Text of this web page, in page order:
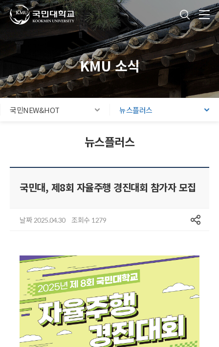
주메뉴 바로가기
본문내용 바로가기
푸터 바로가기
국민대학교
KMU 소식
국민NEW&HOT 뉴스플러스
뉴스플러스
국민대, 제8회 자율주행 경진대회 참가자 모집
날짜 2025.04.30 조회수 1279 공유